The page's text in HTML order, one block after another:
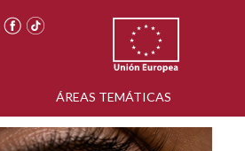
ÁREAS TEMÁTICAS